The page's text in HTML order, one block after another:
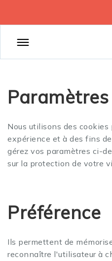
Nous utilisons des cookies
expérience et à des fins
gérez vos paramètres ci-
sur la protection de votre
Préférence
Ils permettent de
reconnaître l'utilisateur à